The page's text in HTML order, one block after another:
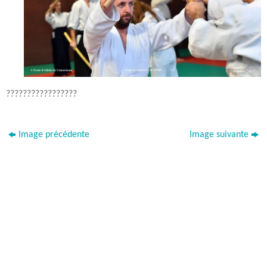
?????????????????
Image précédente Image suivante